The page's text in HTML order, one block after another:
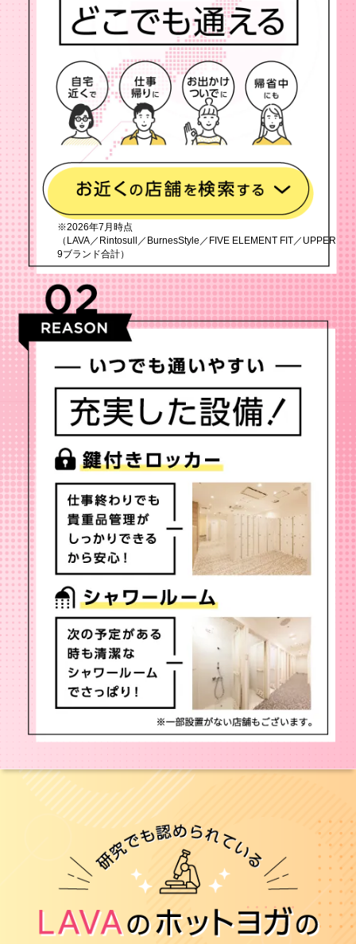
※2026年7月時点
（LAVA／Rintosull／BurnesStyle／FIVE ELEMENT FIT／UPPER
9ブランド合計）